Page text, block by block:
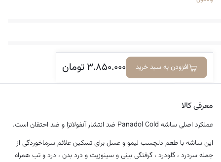
۳.۸۵۰.۰۰۰تومان افزودن به سبد خریدمعرفی کالا دیدگاه‌ها
معرفی کالا
عملکرد اصلی ساشه Panadol Cold ضد انتشار آنفولانزا و ضد احتقان است.
این ساشه با طعم دلچسب لیمو و عسل برای تسکین علائم سرماخوردگی از
جمله سردرد ، گلودرد ، گرفتگی بینی و سینوزیت و درد بدن ، درد و تب همراه